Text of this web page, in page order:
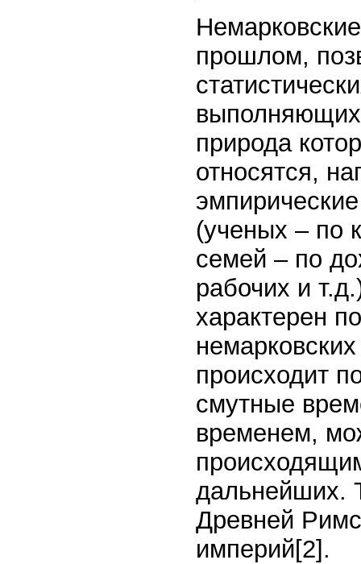
прошлом,
природа
относятся,
(ученых – по
семей – по
рабочих и
характерен
происходит
смутные
временем,
дальнейших.
Древней
империй[2].